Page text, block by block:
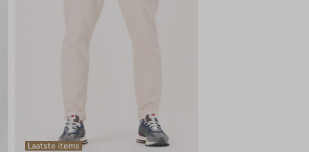
Laatste items